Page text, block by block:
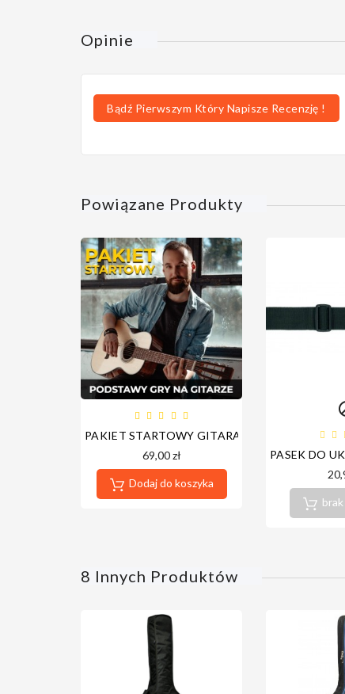
Opinie
Bądź Pierwszym Który Napisze Recenzję !
Powiązane Produkty
PAKIET STARTOWY GITARA VOD HD - NOWA
69,00 zł
Dodaj do koszyka
PASEK DO
8 Innych Produktów